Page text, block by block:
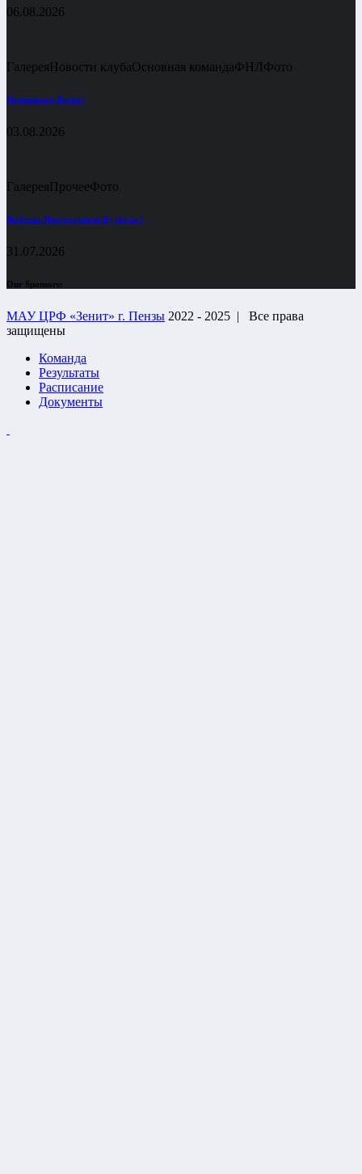
06.08.2026
ГалереяНовости клубаОсновная командаФНЛФото
Принимаем Волну!
03.08.2026
ГалереяПрочееФото
Выборы Председателя футбола !
31.07.2026
Our Sponsors:
МАУ ЦРФ «Зенит» г. Пензы 2022 - 2025 | Все права
защищены
Команда
Результаты
Расписание
Документы